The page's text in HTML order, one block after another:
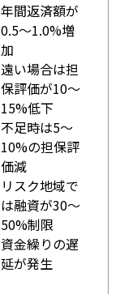
年間返済額が
0.5〜1.0%増
加
遠い場合は担
保評価が10〜
15%低下
不足時は5〜
10%の担保評
価減
リスク地域で
は融資が30〜
50%制限
資金繰りの遅
延が発生